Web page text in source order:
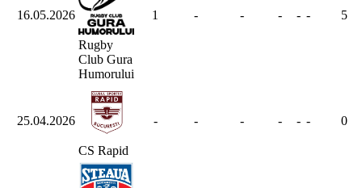
16.05.2026
Rugby
Club Gura
Humorului
1 - - - - - 5
25.04.2026
CS Rapid
- - - - - - 0